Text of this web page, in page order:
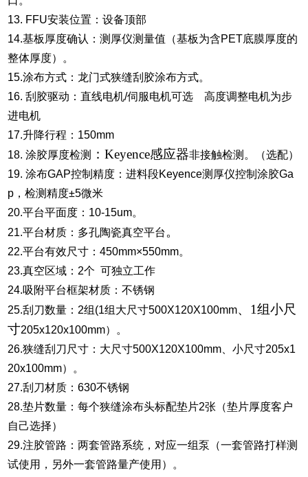
13. FFU安装位置：设备顶部
14.基板厚度确认：测厚仪测量值（基板为含PET底膜厚度的
整体厚度）。
15.涂布方式：龙门式狭缝刮胶涂布方式。
16. 刮胶驱动：直线电机/伺服电机可选 高度调整电机为步
进电机
17.升降行程：150mm
18. 涂胶厚度检测
：Keyence感应器非接触检测。（选配）
19. 涂布GAP控制精度：进料段Keyence测厚仪控制涂胶Ga
p，检测精度±5微米
20.平台平面度：10-15um。
21.平台材质：多孔陶瓷真空平台 。
22.平台有效尺寸：450mm×550mm。
23.真空区域：2个 可独立工作
24.吸附平台框架材质：不锈钢
25.刮刀数量：2组(1组大尺寸500X120X100mm、1组小尺
寸205x120x100mm）。
26.狭缝刮刀尺寸：大尺寸500X120X100mm、小尺寸205x1
20x100mm）。
27.刮刀材质：630不锈钢
28.垫片数量：每个狭缝涂布头标配垫片2张（垫片厚度客户
自己选择）
29.注胶管路：两套管路系统，对应一组泵（一套管路打样测
试使用，另外一套管路量产使用）。